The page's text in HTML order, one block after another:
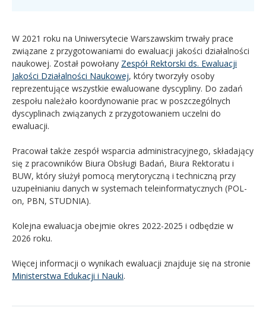
W 2021 roku na Uniwersytecie Warszawskim trwały prace
związane z przygotowaniami do ewaluacji jakości działalności
naukowej. Został powołany Zespół Rektorski ds. Ewaluacji
Jakości Działalności Naukowej, który tworzyły osoby
reprezentujące wszystkie ewaluowane dyscypliny. Do zadań
zespołu należało koordynowanie prac w poszczególnych
dyscyplinach związanych z przygotowaniem uczelni do
ewaluacji.
Pracował także zespół wsparcia administracyjnego, składający
się z pracowników Biura Obsługi Badań, Biura Rektoratu i
BUW, który służył pomocą merytoryczną i techniczną przy
uzupełnianiu danych w systemach teleinformatycznych (POL-
on, PBN, STUDNIA).
Kolejna ewaluacja obejmie okres 2022-2025 i odbędzie w
2026 roku.
Więcej informacji o wynikach ewaluacji znajduje się na stronie
Ministerstwa Edukacji i Nauki.